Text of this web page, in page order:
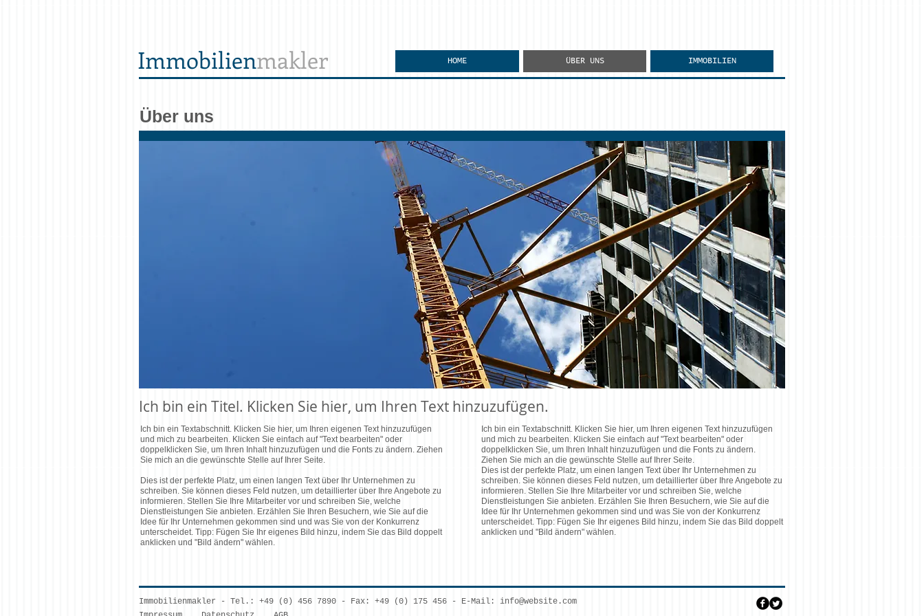
Immobilienmakler HOME ÜBER UNS IMMOBILIEN
Über uns
Ich bin ein Titel. Klicken Sie hier, um Ihren Text hinzuzufügen.
Ich bin ein Textabschnitt. Klicken Sie hier, um Ihren eigenen Text hinzuzufügen
und mich zu bearbeiten. Klicken Sie einfach auf "Text bearbeiten" oder
doppelklicken Sie, um Ihren Inhalt hinzuzufügen und die Fonts zu ändern. Ziehen
Sie mich an die gewünschte Stelle auf Ihrer Seite.
Dies ist der perfekte Platz, um einen langen Text über Ihr Unternehmen zu
schreiben. Sie können dieses Feld nutzen, um detaillierter über Ihre Angebote zu
informieren. Stellen Sie Ihre Mitarbeiter vor und schreiben Sie, welche
Dienstleistungen Sie anbieten. Erzählen Sie Ihren Besuchern, wie Sie auf die
Idee für Ihr Unternehmen gekommen sind und was Sie von der Konkurrenz
unterscheidet. Tipp: Fügen Sie Ihr eigenes Bild hinzu, indem Sie das Bild doppelt
anklicken und "Bild ändern" wählen.
Ich bin ein Textabschnitt. Klicken Sie hier, um Ihren eigenen Text hinzuzufügen
und mich zu bearbeiten. Klicken Sie einfach auf "Text bearbeiten" oder
doppelklicken Sie, um Ihren Inhalt hinzuzufügen und die Fonts zu ändern.
Ziehen Sie mich an die gewünschte Stelle auf Ihrer Seite.
Dies ist der perfekte Platz, um einen langen Text über Ihr Unternehmen zu
schreiben. Sie können dieses Feld nutzen, um detaillierter über Ihre Angebote zu
informieren. Stellen Sie Ihre Mitarbeiter vor und schreiben Sie, welche
Dienstleistungen Sie anbieten. Erzählen Sie Ihren Besuchern, wie Sie auf die
Idee für Ihr Unternehmen gekommen sind und was Sie von der Konkurrenz
unterscheidet. Tipp: Fügen Sie Ihr eigenes Bild hinzu, indem Sie das Bild doppelt
anklicken und "Bild ändern" wählen.
Immobilienmakler - Tel.: +49 (0) 456 7890 - Fax: +49 (0) 175 456 - E-Mail: info@website.com